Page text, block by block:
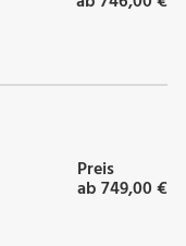
Preis
ab 749,00 €